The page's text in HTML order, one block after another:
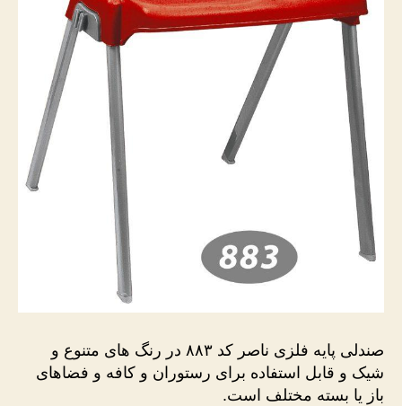
صندلی پایه فلزی ناصر کد ۸۸۳ در رنگ های متنوع و
شیک و قابل استفاده برای رستوران و کافه و فضاهای
باز یا بسته مختلف است.